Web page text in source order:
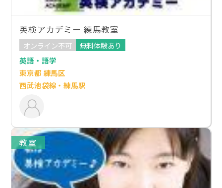
英検アカデミー 練馬教室
オンライン不可
無料体験あり
英語・語学
東京都 練馬区
西武池袋線・練馬駅
教室